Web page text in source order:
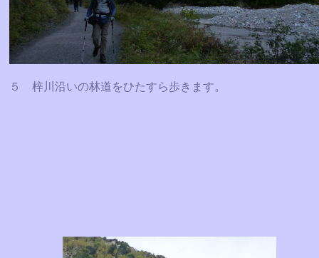
５ 梓川沿いの林道をひたすら歩きます。